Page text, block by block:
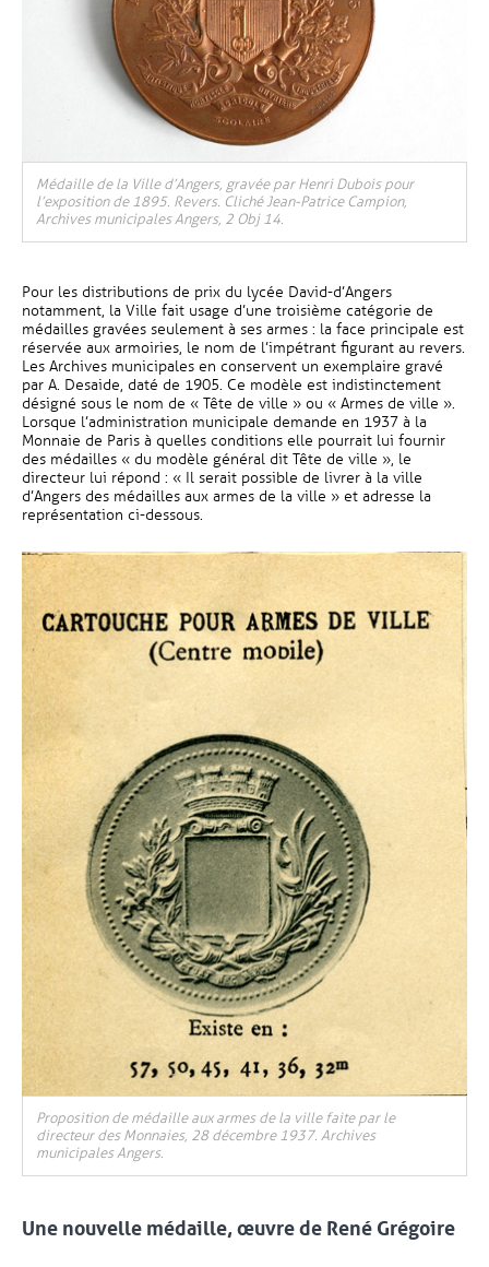
Médaille de la Ville d’Angers, gravée par Henri Dubois pour
l’exposition de 1895. Revers. Cliché Jean-Patrice Campion,
Archives municipales Angers, 2 Obj 14.
Pour les distributions de prix du lycée David-d’Angers
notamment, la Ville fait usage d’une troisième catégorie de
médailles gravées seulement à ses armes : la face principale est
réservée aux armoiries, le nom de l’impétrant figurant au revers.
Les Archives municipales en conservent un exemplaire gravé
par A. Desaide, daté de 1905. Ce modèle est indistinctement
désigné sous le nom de « Tête de ville » ou « Armes de ville ».
Lorsque l’administration municipale demande en 1937 à la
Monnaie de Paris à quelles conditions elle pourrait lui fournir
des médailles « du modèle général dit Tête de ville », le
directeur lui répond : « Il serait possible de livrer à la ville
d’Angers des médailles aux armes de la ville » et adresse la
représentation ci-dessous.
Proposition de médaille aux armes de la ville faite par le
directeur des Monnaies, 28 décembre 1937. Archives
municipales Angers.
Une nouvelle médaille, œuvre de René Grégoire